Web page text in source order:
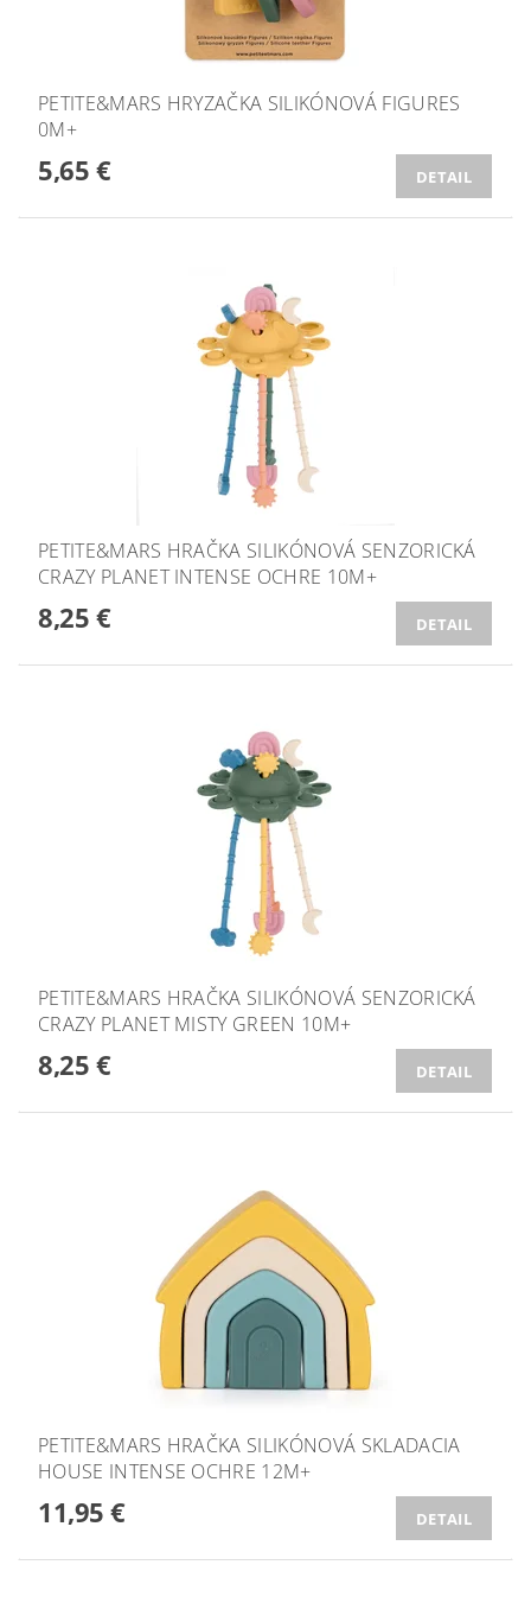
PETITE&MARS HRYZAČKA SILIKÓNOVÁ FIGURES
0M+
5,65 € DETAIL
PETITE&MARS HRAČKA SILIKÓNOVÁ SENZORICKÁ
CRAZY PLANET INTENSE OCHRE 10M+
8,25 € DETAIL
PETITE&MARS HRAČKA SILIKÓNOVÁ SENZORICKÁ
CRAZY PLANET MISTY GREEN 10M+
8,25 € DETAIL
PETITE&MARS HRAČKA SILIKÓNOVÁ SKLADACIA
HOUSE INTENSE OCHRE 12M+
11,95 € DETAIL